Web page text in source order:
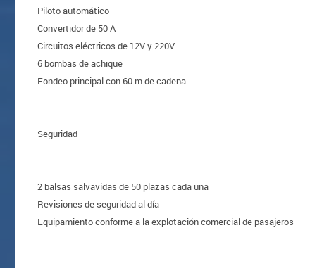
Piloto automático
Convertidor de 50 A
Circuitos eléctricos de 12V y 220V
6 bombas de achique
Fondeo principal con 60 m de cadena
Seguridad
2 balsas salvavidas de 50 plazas cada una
Revisiones de seguridad al día
Equipamiento conforme a la explotación comercial de pasajeros